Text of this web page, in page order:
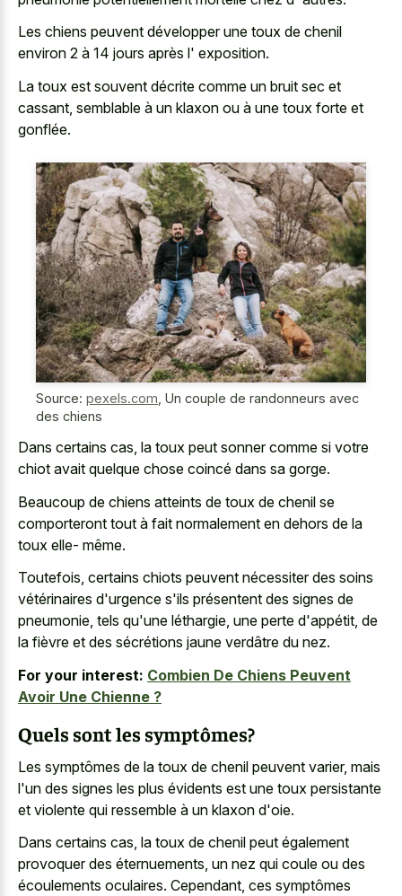
Les chiens peuvent développer une toux de chenil
environ 2 à 14 jours après l' exposition.
La toux est souvent décrite comme un bruit sec et
cassant, semblable à un klaxon ou à une toux forte et
gonflée.
Source: pexels.com Un couple de randonneurs avec
des chiens
Dans certains cas, la toux peut sonner comme si votre
chiot avait quelque chose coincé dans sa gorge.
Beaucoup de chiens atteints de toux de chenil se
comporteront tout à fait normalement en dehors de la
toux elle- même.
Toutefois, certains chiots peuvent nécessiter des soins
vétérinaires d'urgence s'ils présentent des signes de
pneumonie, tels qu'une léthargie, une perte d'appétit, de
la fièvre et des sécrétions jaune verdâtre du nez.
For your interest: Combien De Chiens Peuvent
Avoir Une Chienne ?
Quels sont les symptômes?
Les symptômes de la toux de chenil peuvent varier, mais
l'un des signes les plus évidents est une toux persistante
et violente qui ressemble à un klaxon d'oie.
Dans certains cas, la toux de chenil peut également
provoquer des éternuements, un nez qui coule ou des
écoulements oculaires. Cependant, ces symptômes